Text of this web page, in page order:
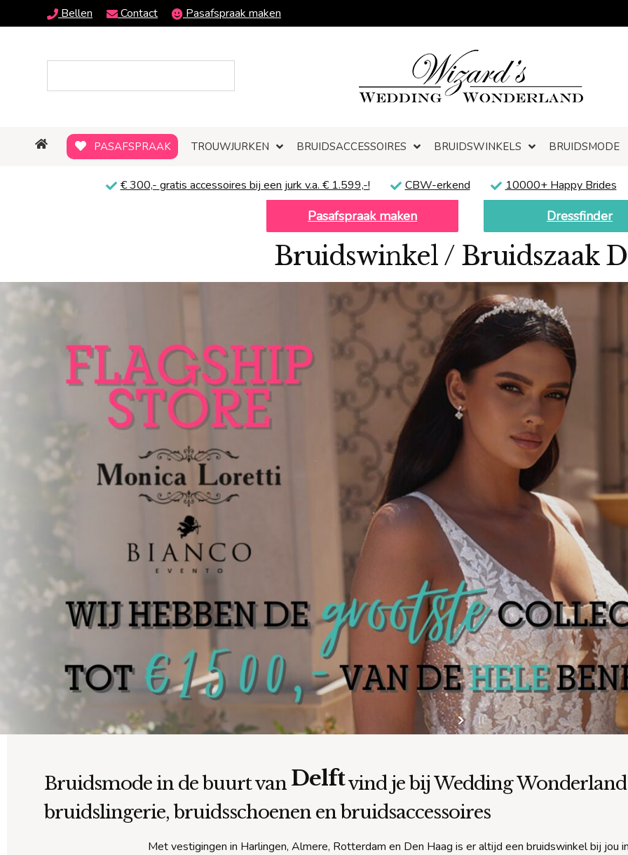
Bellen Contact Pasafspraak maken
PASAFSPRAAK TROUWJURKEN BRUIDSACCESSOIRES BRUIDSWINKELS BRUIDSMODE
€ 300,- gratis accessoires bij een jurk v.a. € 1.599,-! CBW-erkend 10000+ Happy Brides
Pasafspraak maken Dressfinder
Bruidswinkel / Bruidszaak
Bruidsmode in de buurt vanDelftvind je bij Wedding
bruidslingerie, bruidsschoenen en bruidsaccessoires
Met vestigingen in Harlingen, Almere, Rotterdam en Den Haag is er altijd een bruidswinkel bij jou